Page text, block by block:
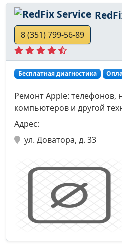
8 (351) 799-56-89
Бесплатная диагностика
Ремонт Apple: телефонов,
компьютеров и другой
Адрес:
ул. Доватора, д. 33